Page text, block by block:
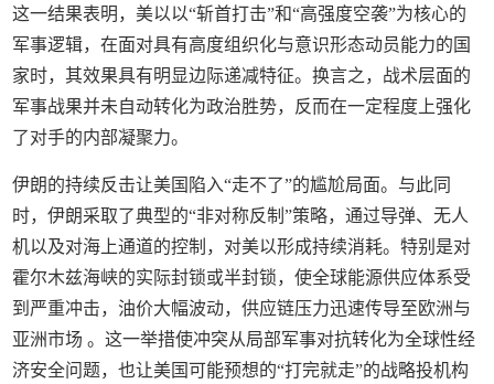
这一结果表明，美以以“斩首打击”和“高强度空袭”为核心的
军事逻辑，在面对具有高度组织化与意识形态动员能力的国
家时，其效果具有明显边际递减特征。换言之，战术层面的
军事战果并未自动转化为政治胜势，反而在一定程度上强化
了对手的内部凝聚力。
伊朗的持续反击让美国陷入“走不了”的尴尬局面。与此同
时，伊朗采取了典型的“非对称反制”策略，通过导弹、无人
机以及对海上通道的控制，对美以形成持续消耗。特别是对
霍尔木兹海峡的实际封锁或半封锁，使全球能源供应体系受
到严重冲击，油价大幅波动，供应链压力迅速传导至欧洲与
亚洲市场 。这一举措使冲突从局部军事对抗转化为全球性经
济安全问题，也让美国可能预想的“打完就走”的战略投机构